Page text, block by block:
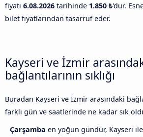
fiyatı 6.08.2026 tarihinde 1.850 ₺'dur.
bilet fiyatlarından tasarruf eder.
Kayseri ve İzmir
bağlantılarının sıklığı
Buradan Kayseri ve İzmir arasındaki
farklı gün ve saatlerinde ne kadar sık
Çarşamba en yoğun gündür, Kayseri